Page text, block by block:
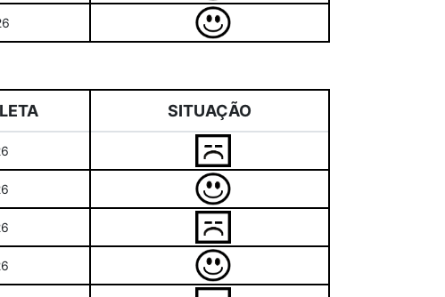
SITUAÇÃO